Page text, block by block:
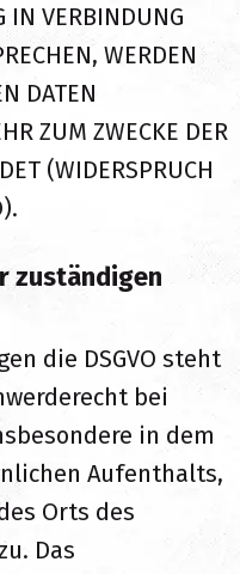
IN VERBINDUNG
WERDEN
DATEN
ZUM ZWECKE DER
(WIDERSPRUCH
zuständigen
die DSGVO steht
bei
in dem
Aufenthalts,
Orts des
Das